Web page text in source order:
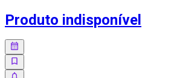
Produto indisponível